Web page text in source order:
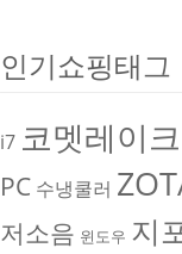
인기쇼핑태그
i7 코멧레이크
PC 수냉쿨러
저소음 윈도우 지